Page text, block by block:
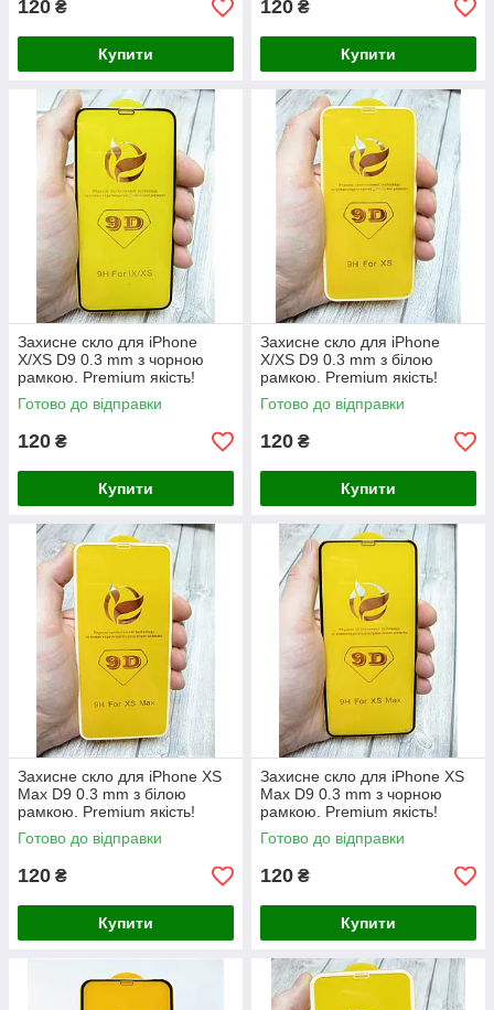
120 ₴
Купити
120 ₴
Купити
Захисне скло для iPhone
X/XS D9 0.3 mm з чорною
рамкою. Premium якість!
Готово до відправки
120 ₴
Купити
Захисне скло для iPhone
X/XS D9 0.3 mm з білою
рамкою. Premium якість!
Готово до відправки
120 ₴
Купити
Захисне скло для iPhone XS
Max D9 0.3 mm з білою
рамкою. Premium якість!
Готово до відправки
120 ₴
Купити
Захисне скло для iPhone XS
Max D9 0.3 mm з чорною
рамкою. Premium якість!
Готово до відправки
120 ₴
Купити